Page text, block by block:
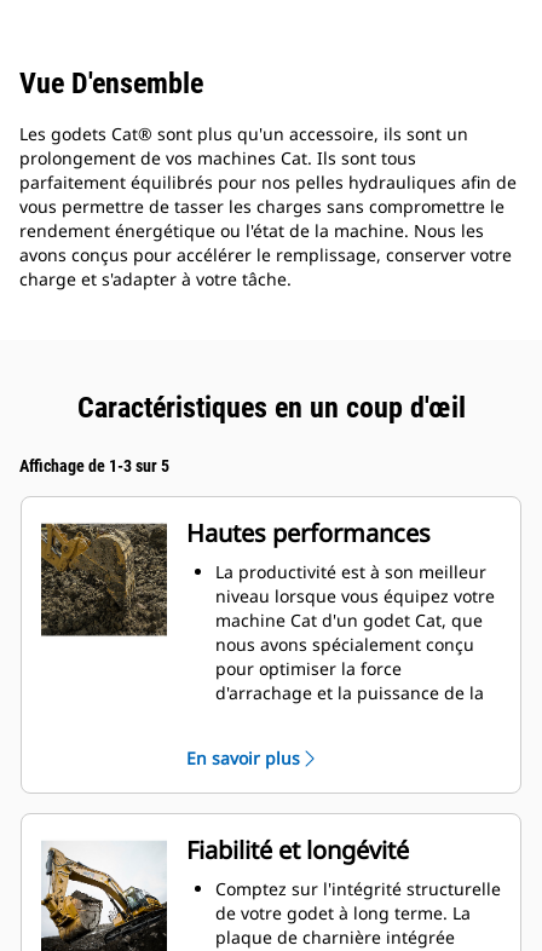
Vue D'ensemble
Les godets Cat® sont plus qu'un accessoire, ils sont un
prolongement de vos machines Cat. Ils sont tous
parfaitement équilibrés pour nos pelles hydrauliques afin de
vous permettre de tasser les charges sans compromettre le
rendement énergétique ou l'état de la machine. Nous les
avons conçus pour accélérer le remplissage, conserver votre
charge et s'adapter à votre tâche.
Caractéristiques en un coup d'œil
Affichage de 1-3 sur 5
Hautes performances
La productivité est à son meilleur
niveau lorsque vous équipez votre
machine Cat d'un godet Cat, que
nous avons spécialement conçu
pour optimiser la force
d'arrachage et la puissance de la
double améliore le flux des
matières dans le godet. Le
dégagement de talon accru
garantit que le fond du godet ne
frotte pas, ce qui réduit les coûts
d'entretien.
La consommation de carburant est
maximale lors de l'excavation. Les
En savoir plus
Fiabilité et longévité
Comptez sur l'intégrité structurelle
de votre godet à long terme. La
plaque de charnière intégrée